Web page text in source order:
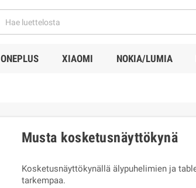
ONEPLUS XIAOMI NOKIA/LUMIA
Musta kosketusnäyttökynä
Kosketusnäyttökynällä älypuhelimien ja
tarkempaa.